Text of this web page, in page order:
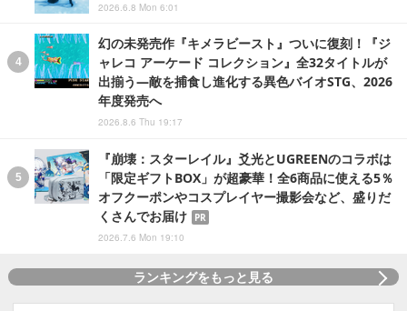
2026.6.8 Mon 6:01
幻の未発売作『キメラビースト』ついに復刻！『ジ
ャレコ アーケード コレクション』全32タイトルが
出揃う―敵を捕食し進化する異色バイオSTG、2026
年度発売へ
2026.8.6 Thu 19:17
『崩壊：スターレイル』爻光とUGREENのコラボは
「限定ギフトBOX」が超豪華！全6商品に使える5％
オフクーポンやコスプレイヤー撮影会など、盛りだ
くさんでお届け
PR
2026.7.6 Mon 19:10
ランキングをもっと見る